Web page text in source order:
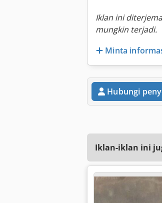
Iklan ini
mungkin terjadi.
Minta
Hubungi
Iklan-iklan ini